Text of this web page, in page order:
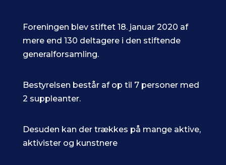
Foreningen blev stiftet 18. januar 2020 af
mere end 130 deltagere i den stiftende
generalforsamling.
Bestyrelsen består af op til 7 personer med
2 suppleanter.
Desuden kan der trækkes på mange aktive,
aktivister og kunstnere